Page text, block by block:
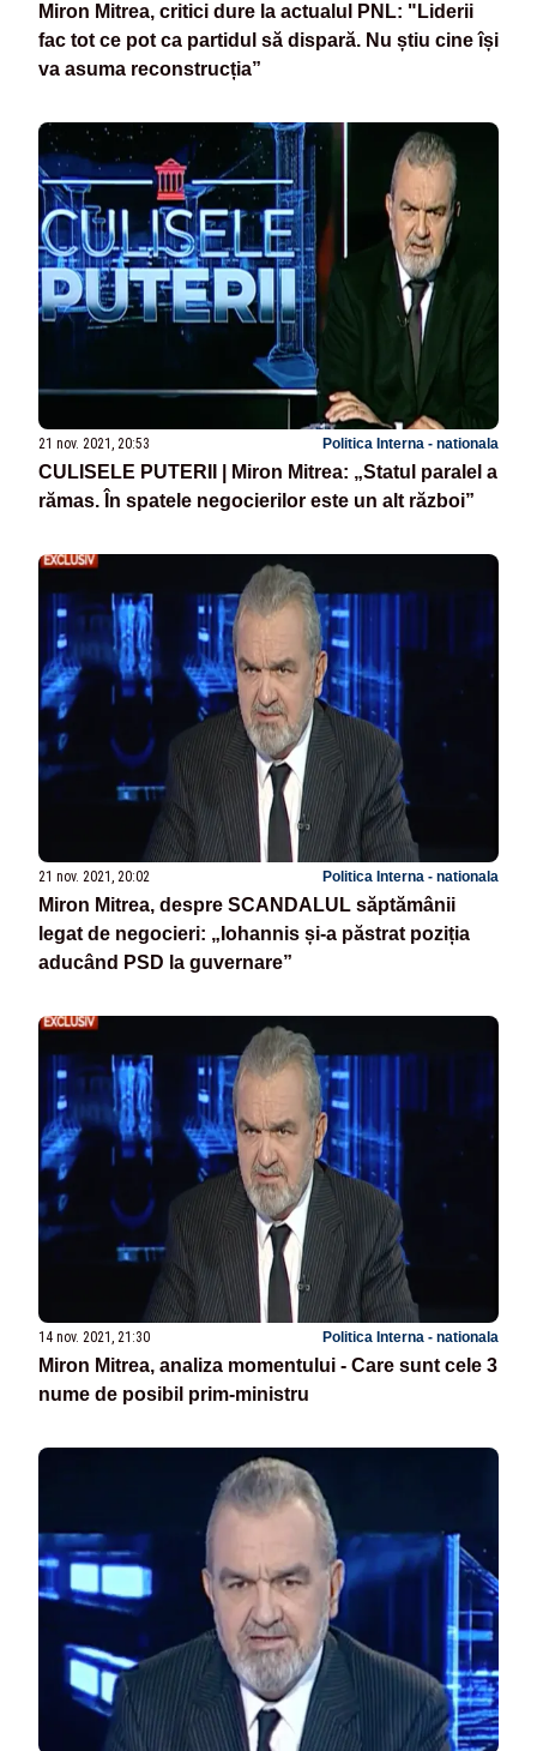
Miron Mitrea, critici dure la actualul PNL: "Liderii
fac tot ce pot ca partidul să dispară. Nu știu cine își
va asuma reconstrucția”
21 nov. 2021, 20:53 Politica Interna - nationala
CULISELE PUTERII | Miron Mitrea: „Statul paralel a
rămas. În spatele negocierilor este un alt război”
21 nov. 2021, 20:02 Politica Interna - nationala
Miron Mitrea, despre SCANDALUL săptămânii
legat de negocieri: „Iohannis și-a păstrat poziția
aducând PSD la guvernare”
14 nov. 2021, 21:30 Politica Interna - nationala
Miron Mitrea, analiza momentului - Care sunt cele 3
nume de posibil prim-ministru